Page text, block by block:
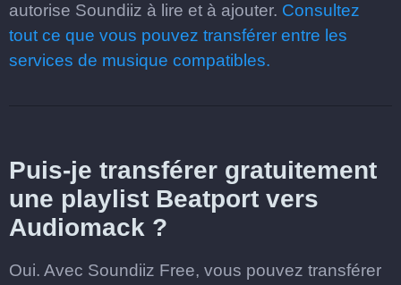
autorise Soundiiz à lire et à ajouter. Consultez
tout ce que vous pouvez transférer entre les
services de musique compatibles.
Puis-je transférer gratuitement
une playlist Beatport vers
Audiomack ?
Oui. Avec Soundiiz Free, vous pouvez transférer